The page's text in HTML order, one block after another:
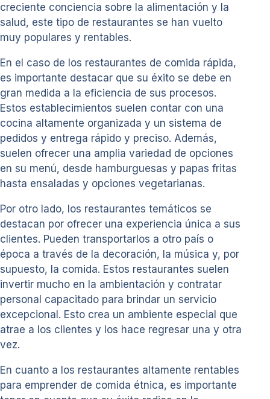
creciente conciencia sobre la alimentación y la
salud, este tipo de restaurantes se han vuelto
muy populares y rentables.
En el caso de los restaurantes de comida rápida,
es importante destacar que su éxito se debe en
gran medida a la eficiencia de sus procesos.
Estos establecimientos suelen contar con una
cocina altamente organizada y un sistema de
pedidos y entrega rápido y preciso. Además,
suelen ofrecer una amplia variedad de opciones
en su menú, desde hamburguesas y papas fritas
hasta ensaladas y opciones vegetarianas.
Por otro lado, los restaurantes temáticos se
destacan por ofrecer una experiencia única a sus
clientes. Pueden transportarlos a otro país o
época a través de la decoración, la música y, por
supuesto, la comida. Estos restaurantes suelen
invertir mucho en la ambientación y contratar
personal capacitado para brindar un servicio
excepcional. Esto crea un ambiente especial que
atrae a los clientes y los hace regresar una y otra
vez.
En cuanto a los restaurantes altamente rentables
para emprender de comida étnica, es importante